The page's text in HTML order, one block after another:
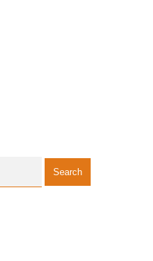
Search